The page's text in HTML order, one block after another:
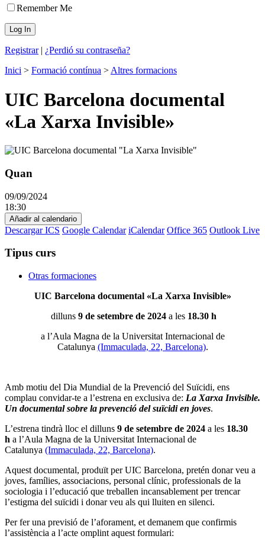
Remember Me
Registrar| ¿Perdió su contraseña?
Inici > Formació contínua > Altres formacions
UIC Barcelona documental
«La Xarxa Invisible»
Quan
09/09/2024
18:30
Añadir al calendario
Descargar ICS Google Calendar iCalendar Office 365 Outlook Live
Tipus curs
Otras formaciones
UIC Barcelona documental «La Xarxa Invisible»
dilluns 9 de setembre de 2024 a les 18.30 h
a l’Aula Magna de la Universitat Internacional de
Catalunya (Immaculada, 22, Barcelona).
Amb motiu del Dia Mundial de la Prevenció del Suïcidi, ens
complau convidar-te a l’estrena en exclusiva de: La Xarxa Invisible.
Un documental sobre la prevenció del suïcidi en joves.
L’estrena tindrà lloc el dilluns 9 de setembre de 2024 a les 18.30
h a l’Aula Magna de la Universitat Internacional de
Catalunya (Immaculada, 22, Barcelona).
Aquest documental, produït per UIC Barcelona, pretén donar veu a
joves, famílies, associacions, personal clínic, professionals de la
sociologia i l’educació que treballen incansablement per trencar
l’estigma del suïcidi i donar veu als qui lluiten en silenci.
Per fer una previsió de l’aforament, et demanem que confirmis
l’assistència a l’acte omplint aquest formulari: